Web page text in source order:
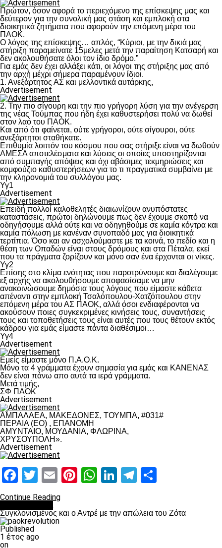
Πρώτον, όσον αφορά το περιεχόμενο της επίσκεψης μας και
δεύτερον για την συνολική μας στάση και εμπλοκή στα
διοικητικά ζητήματα που αφορούν την επόμενη μέρα του
ΠΑΟΚ.
Ο λόγος της επίσκεψης… απλός, “Κύριοι, με την δικιά μας
στήριξη παραμείνατε 15μελες μετά την παραίτηση Κατσαρή και
δεν ακολουθήσατε όλοι τον ίδιο δρόμο.”
Για εμάς δεν έχει αλλάξει κάτι, οι λόγοι της στήριξης μας από
την αρχή μέχρι σήμερα παραμένουν ίδιοι.
1. Ανεξάρτητος ΑΣ και μελλοντικά αυτάρκης,
Advertisement
2. Την πιο σίγουρη και την πιο γρήγορη λύση για την ανέγερση
της νέας Τούμπας που ήδη έχει καθυστερήσει πολύ να δωθεί
στον λαό του ΠΑΟΚ.
Και από ότι φαίνεται, ούτε γρήγοροι, ούτε σίγουροι, ούτε
ανεξάρτητοι σταθήκατε.
Επιθυμία λοιπόν του κόσμου που σας στήριξε είναι να δωθούν
ΑΜΕΣΑ αποτελέσματα και λύσεις οι οποίες υποστηρίζονται
από συμπαγής απόψεις και όχι αβάσιμες τεκμηριώσεις και
κομφούζιο καθυστερήσεων για το τι πραγματικά συμβαίνει με
την κληρονομιά του συλλόγου μας.
Υγ1
Advertisement
Επειδή πολλοί καλοθελητές διαιωνίζουν ανυπόστατες
καταστάσεις, πρώτοι δηλώνουμε πως δεν έχουμε σκοπό να
οδηγήσουμε αλλά ούτε και να οδηγηθούμε σε καμία κόντρα και
καμία πόλωση με κανέναν συνοπαδό μας για διοικητικά
τερτίπια. Όσο και αν ασχολούμαστε με τα κοινά, το πεδίο και η
θέση των Οπαδών είναι στους δρόμους και στα Πέταλα, εκεί
που τα πράγματα ζορίζουν και μόνο σαν ένα έρχονται οι νίκες.
Υγ2
Επίσης στο κλίμα ενότητας που παροτρύνουμε και διαλέγουμε
εξ αρχής να ακολουθήσουμε αποφασίσαμε να μην
ανακοινώσουμε δημόσια τους λόγους που είμαστε κάθετα
απέναντι στην εμπλοκή Τσαλόπουλου-Χατζόπουλου στην
επόμενη μέρα του ΑΣ ΠΑΟΚ, αλλά όσοι ενδιαφέρονται να
ακούσουν ποιες συγκεκριμένες κινήσεις τους, συναντήσεις
τους και τοποθετήσεις τους είναι αυτές που τους θέτουν εκτός
κάδρου για εμάς είμαστε πάντα διαθέσιμοι…
Υγ4
Advertisement
Εμείς είμαστε μόνο Π.Α.Ο.Κ.
Μόνο τα 4 γράμματα έχουν σημασία για εμάς και ΚΑΝΕΝΑΣ
δεν είναι πάνω απο αυτά τα ιερά γράμματα.
Μετά τιμής,
ΣΦ ΠΑΟΚ
Advertisement
ΑΜΠΑΛΑΕΑ, ΜΑΚΕΔΟΝΕΣ, ΤΟΥΜΠΑ, #031#
ΠΕΡΑΙΑ (ΕΟ) , ΕΠΑΝΟΜΗ
ΑΜΥΝΤΑΙΟ, ΜΟΥΔΑΝΙΑ, ΦΛΩΡΙΝΑ,
ΧΡΥΣΟΥΠΟΛΗ».
Advertisement
Facebook
Twitter
EmailPinterest
WhatsApp
LinkedIn
Telegram
Continue Reading
Συγκλονισμένος και ο Αντρέ με την απώλεια του Ζότα
Published
1 έτος ago
on